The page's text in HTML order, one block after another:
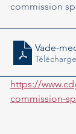
commission
Vade-
https://
commission-